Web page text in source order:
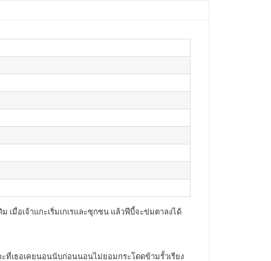
มื่อเจ้าแกะเริ่มเกเรและซุกซน แล้วฟีบี้จะข่มตาลงได้
ะที่เธอเคยนอนนับก่อนนอนไม่ยอมกระโดดข้ามรั้วเรียง